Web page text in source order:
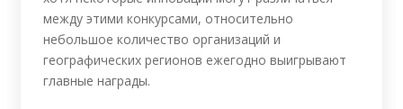
между этими конкурсами, относительно
небольшое количество организаций и
географических регионов ежегодно выигрывают
главные награды.